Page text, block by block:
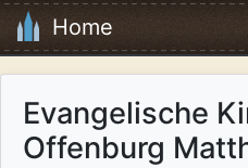
Home
Evangelische
Offenburg